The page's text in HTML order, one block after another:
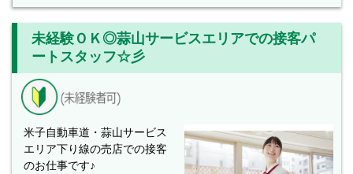
未経験ＯＫ◎蒜山サービスエリアでの接客パ
ートスタッフ☆彡
米子自動車道・蒜山サービス
エリア下り線の売店での接客
のお仕事です♪